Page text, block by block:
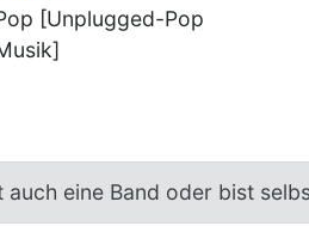
[Unplugged-Pop
auch eine Band oder bist